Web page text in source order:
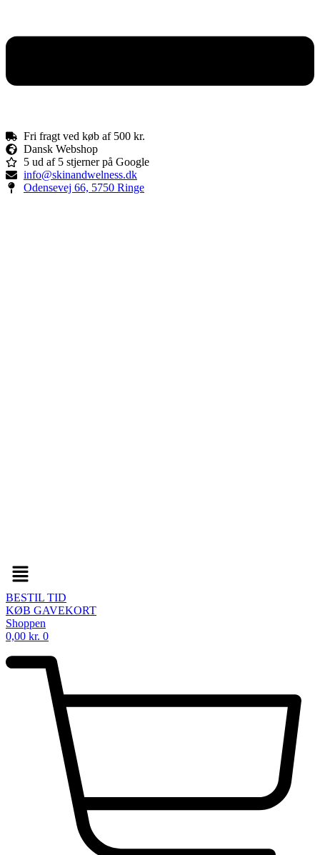
Fri fragt ved køb af 500 kr.
Dansk Webshop
5 ud af 5 stjerner på Google
info@skinandwelness.dk
Odensevej 66, 5750 Ringe
Menu
BESTIL TID
KØB GAVEKORT
Shoppen
0,00 kr. 0